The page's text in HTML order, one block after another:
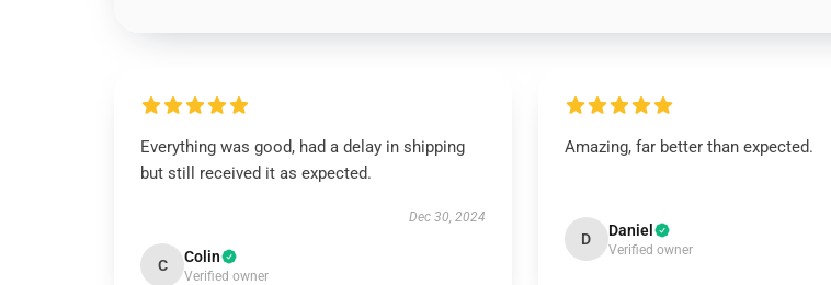
Everything was good, had a delay in shipping
but still received it as expected.
Dec 30, 2024
C Colin
Verified owner
Amazing, far better than expected.
D Daniel
Verified owner